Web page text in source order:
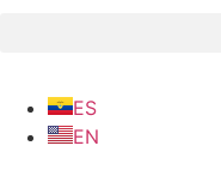
ES
EN